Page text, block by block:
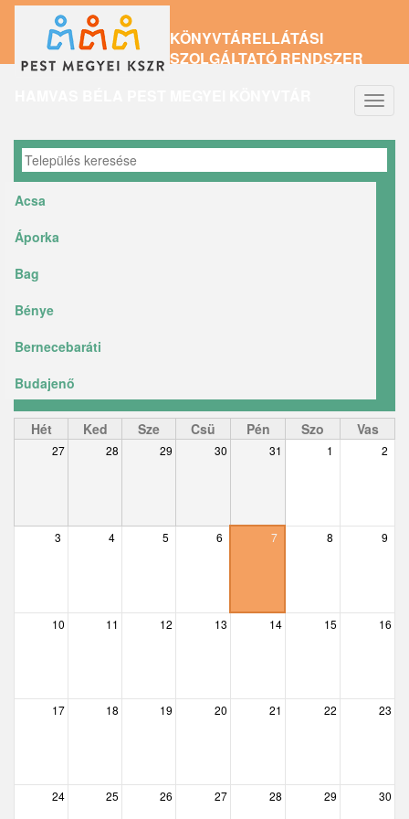
tartalomra
KÖNYVTÁRELLÁTÁSI
SZOLGÁLTATÓ RENDSZER
Acsa
Áporka
Bag
Bénye
Bernecebaráti
Budajenő
Ceglédbercel
Csemő
Csobánka
Délegyháza
Dunabogdány
Hét Ked Sze Csü Pén Szo Vas
27 28 29 30 31 1 2
3 4 5 6 7 8 9
10 11 12 13 14 15 16
17 18 19 20 21 22 23
24 25 26 27 28 29 30
– 01 előtt
– 02